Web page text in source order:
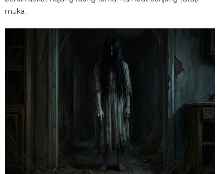
muka.